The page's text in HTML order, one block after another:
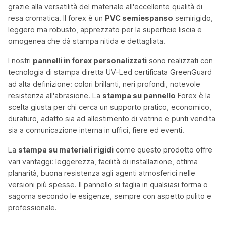
grazie alla versatilità del materiale all'eccellente qualità di
resa cromatica. Il forex è un PVC semiespanso semirigido,
leggero ma robusto, apprezzato per la superficie liscia e
omogenea che dà stampa nitida e dettagliata.
I nostri pannelli in forex personalizzati sono realizzati con
tecnologia di stampa diretta UV-Led certificata GreenGuard
ad alta definizione: colori brillanti, neri profondi, notevole
resistenza all'abrasione. La stampa su pannello Forex è la
scelta giusta per chi cerca un supporto pratico, economico,
duraturo, adatto sia ad allestimento di vetrine e punti vendita
sia a comunicazione interna in uffici, fiere ed eventi.
La stampa su materiali rigidi come questo prodotto offre
vari vantaggi: leggerezza, facilità di installazione, ottima
planarità, buona resistenza agli agenti atmosferici nelle
versioni più spesse. Il pannello si taglia in qualsiasi forma o
sagoma secondo le esigenze, sempre con aspetto pulito e
professionale.